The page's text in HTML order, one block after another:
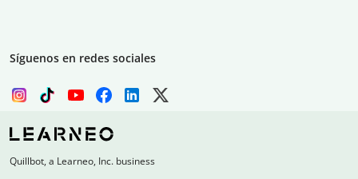
Síguenos en redes sociales
Quillbot, a Learneo, Inc. business